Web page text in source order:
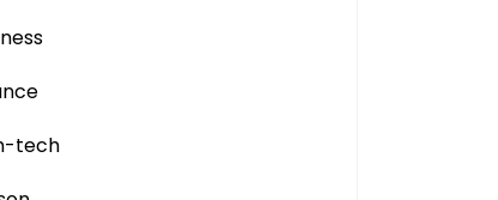
tech